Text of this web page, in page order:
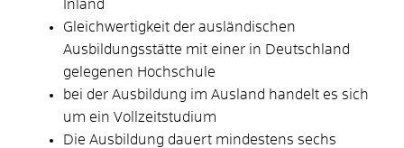
Inland
Gleichwertigkeit der ausländischen
Ausbildungsstätte mit einer in Deutschland
gelegenen Hochschule
bei der Ausbildung im Ausland handelt es sich
um ein Vollzeitstudium
Die Ausbildung dauert mindestens sechs